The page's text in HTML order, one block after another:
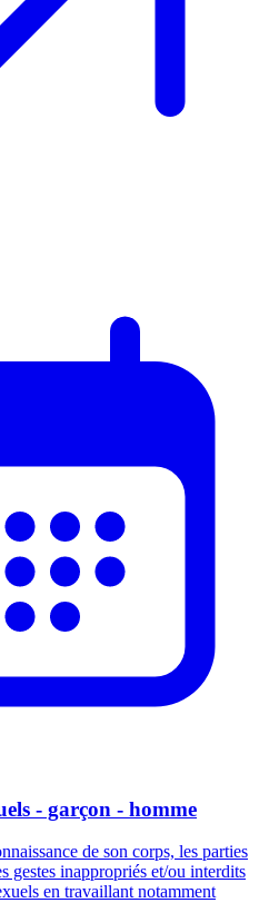
- garçon - homme
de son corps, les parties
gestes inappropriés et/ou interdits
en travaillant notamment